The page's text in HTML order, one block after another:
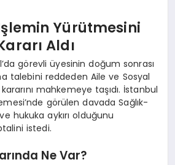
Yürütmesini
Aldı
görevli üyesinin doğum sonrası
talebini reddeden Aile ve Sosyal
mahkemeye taşıdı. İstanbul
görülen davada Sağlık-
hukuka aykırı olduğunu
istedi.
Ne Var?